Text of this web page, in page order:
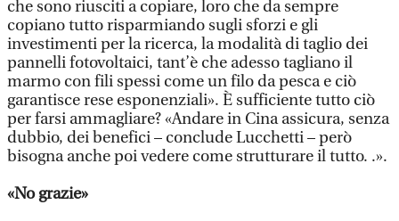
che sono riusciti a copiare, loro che da sempre
copiano tutto risparmiando sugli sforzi e gli
investimenti per la ricerca, la modalità di taglio dei
pannelli fotovoltaici, tant’è che adesso tagliano il
marmo con fili spessi come un filo da pesca e ciò
garantisce rese esponenziali». È sufficiente tutto ciò
per farsi ammagliare? «Andare in Cina assicura, senza
dubbio, dei benefici – conclude Lucchetti – però
bisogna anche poi vedere come strutturare il tutto. .».
«No grazie»